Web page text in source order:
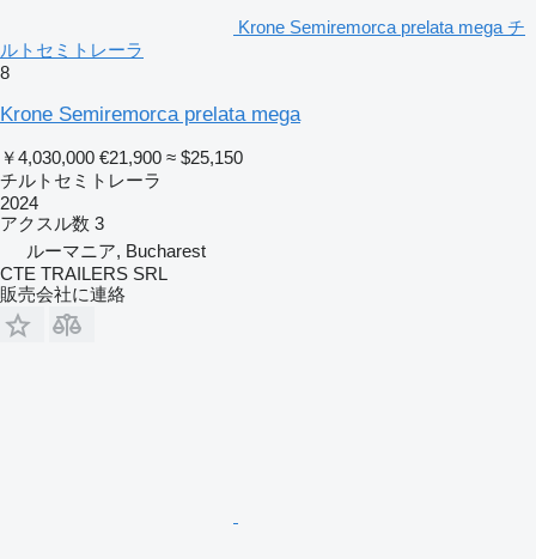
Krone Semiremorca prelata mega チ
ルトセミトレーラ
8
Krone Semiremorca prelata mega
￥4,030,000 €21,900 ≈ $25,150
チルトセミトレーラ
2024
アクスル数 3
ルーマニア, Bucharest
CTE TRAILERS SRL
販売会社に連絡